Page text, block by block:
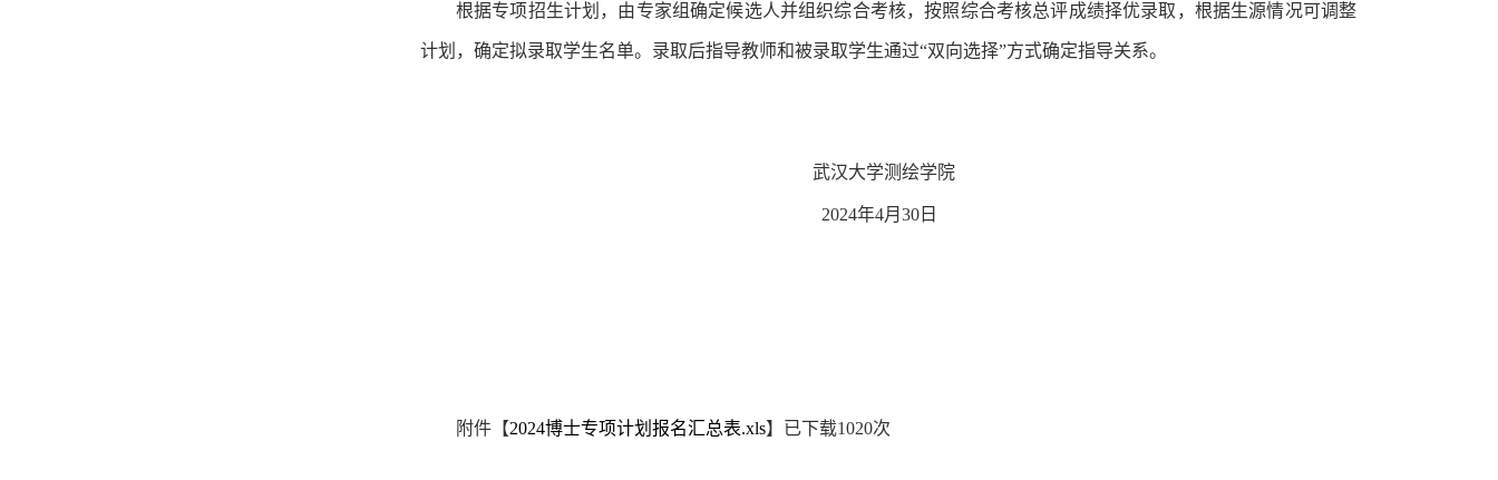
根据专项招生计划，由专家组确定候选人并组织综合考核，按照综合考核总评成绩择优录取，根据生源情况可调整
计划，确定拟录取学生名单。录取后指导教师和被录取学生通过“双向选择”方式确定指导关系。
武汉大学测绘学院
2024年4月 30日
附件【2024博士专项计划报名汇总表.xls】已下载1020次